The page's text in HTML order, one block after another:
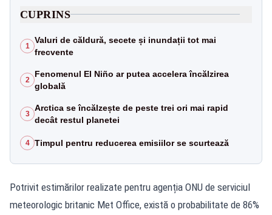
CUPRINS
1
Valuri de căldură, secete și inundații tot mai
frecvente
2
Fenomenul El Niño ar putea accelera încălzirea
globală
3
Arctica se încălzește de peste trei ori mai rapid
decât restul planetei
4 Timpul pentru reducerea emisiilor se scurtează
Potrivit estimărilor realizate pentru agenția ONU de serviciul
meteorologic britanic Met Office, există o probabilitate de 86%